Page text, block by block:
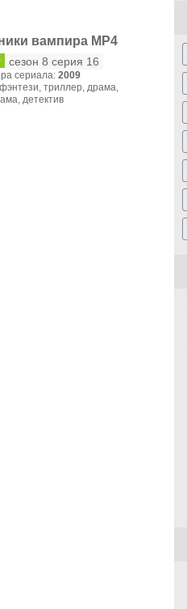
вампира MP4
сезон 8 серия 16
сериала: 2009
фэнтези, триллер, драма,
, детектив